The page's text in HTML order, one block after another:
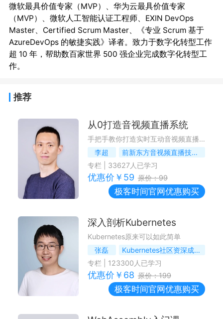
微软最具价值专家（MVP）、华为云最具价值专家
（MVP）、微软人工智能认证工程师、EXIN DevOps
Master、Certified Scrum Master、《专业 Scrum 基于
AzureDevOps 的敏捷实践》译者。致力于数字化转型工作
超 10 年，帮助数百家世界 500 强企业完成数字化转型工
推荐
从0打造音视频直播系统
手把手教你打造实时互动音视频直播系统
李超
前新东方音视频直播技术专家，前沪江音视频架构师
专栏
33627人已学习
优惠价￥ 59 原价：99
极客时间官网优惠购买
深入剖析Kubernetes
Kubernetes原来可以如此简单
张磊
Kubernetes社区资深成员与项目维护者
专栏
123300 人已学习
优惠价￥ 68 原价：199
极客时间官网优惠购买